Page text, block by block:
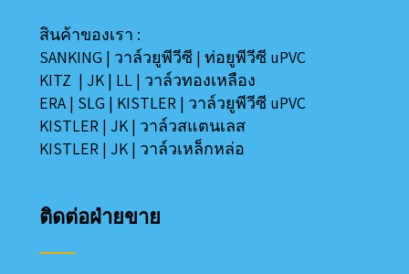
สินค้าของเรา :
SANKING | วาล์วยูพีวีซี |ท่อยูพีวีซี uPVC
KITZ | JK | LL | วาล์วทองเหลือง
ERA | SLG | KISTLER | วาล์วยูพีวีซี uPVC
KISTLER | JK | วาล์วสแตนเลส
KISTLER | JK | วาล์วเหล็กหล่อ
ติดต่อฝ่ายขาย